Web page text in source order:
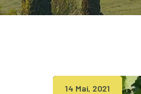
14 Mai, 2021